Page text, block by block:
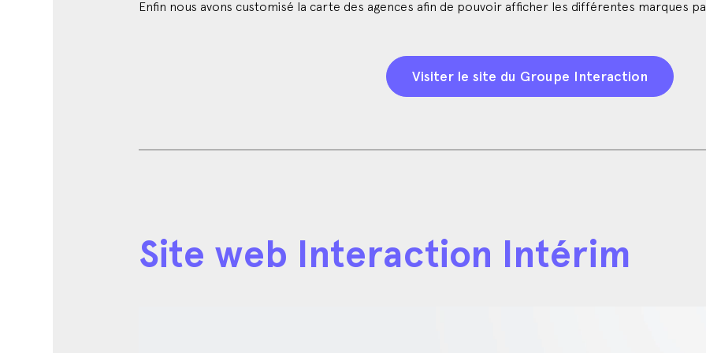
Enfin nous avons customisé la carte des agences afin de pouvoir afficher les différentes marques
Visiter le site du Groupe Interaction
Site web Interaction Intérim